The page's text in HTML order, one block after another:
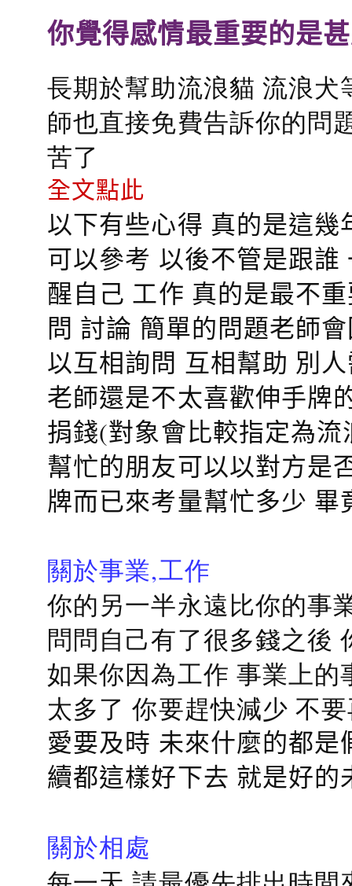
你覺得感情最重要的是
長期於幫助流浪貓 流浪
師也直接免費告訴你的問
苦了
全文點此
以下有些心得 真的是這
可以參考 以後不管是跟
醒自己 工作 真的是最不
問 討論 簡單的問題老師
以互相詢問 互相幫助 別
老師還是不太喜歡伸手牌
捐錢(對象會比較指定為
幫忙的朋友可以以對方是
牌而已來考量幫忙多少
關於事業,工作
你的另一半永遠比你的事
問問自己有了很多錢之後
如果你因為工作 事業上
太多了 你要趕快減少 不
愛要及時 未來什麼的都
續都這樣好下去 就是好的
關於相處